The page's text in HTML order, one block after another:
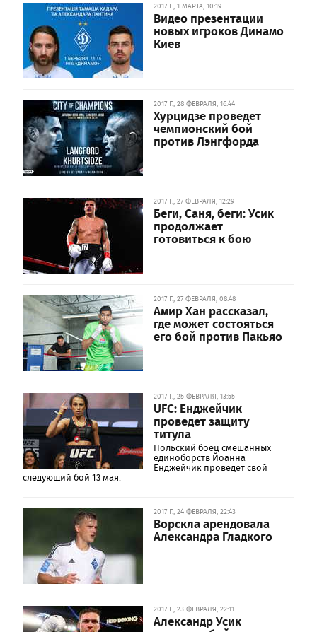
2017 Г., 1 МАРТА, 10:19
Видео презентации
новых игроков Динамо
Киев
2017 Г., 28 ФЕВРАЛЯ, 16:44
Хурцидзе проведет
чемпионский бой
против Лэнгфорда
2017 Г., 27 ФЕВРАЛЯ, 12:29
Беги, Саня, беги: Усик
продолжает
готовиться к бою
2017 Г., 27 ФЕВРАЛЯ, 08:48
Амир Хан рассказал,
где может состояться
его бой против Пакьяо
2017 Г., 25 ФЕВРАЛЯ, 13:55
UFC: Енджейчик
проведет защиту
титула
Польский боец смешанных
единоборств Йоанна
Енджейчик проведет свой
следующий бой 13 мая.
2017 Г., 24 ФЕВРАЛЯ, 22:43
Ворскла арендовала
Александра Гладкого
2017 Г., 23 ФЕВРАЛЯ, 22:11
Александр Усик